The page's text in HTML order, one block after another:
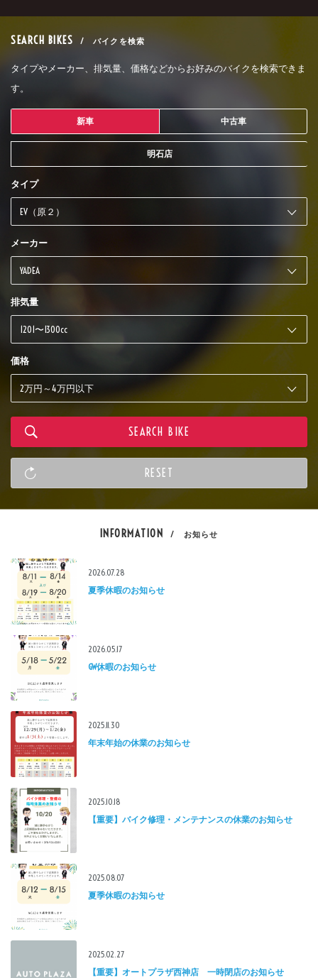
SEARCH BIKES / バイクを検索
タイプやメーカー、排気量、価格などからお好みのバイクを検索できま
す。
新車 中古車
明石店
タイプ
メーカー
排気量
価格
INFORMATION / お知らせ
2026.07.28
夏季休暇のお知らせ
2026.05.17
GW休暇のお知らせ
2025.11.30
年末年始の休業のお知らせ
2025.10.18
【重要】バイク修理・メンテナンスの休業のお知らせ
2025.08.07
夏季休暇のお知らせ
2025.02.27
【重要】オートプラザ西神店 一時閉店のお知らせ